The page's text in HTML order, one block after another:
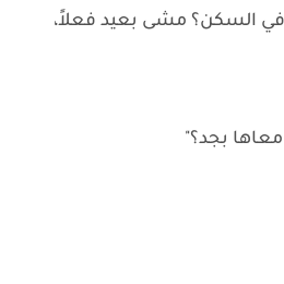
السكن؟ مشى بعيد فعلاً،
بجد؟"